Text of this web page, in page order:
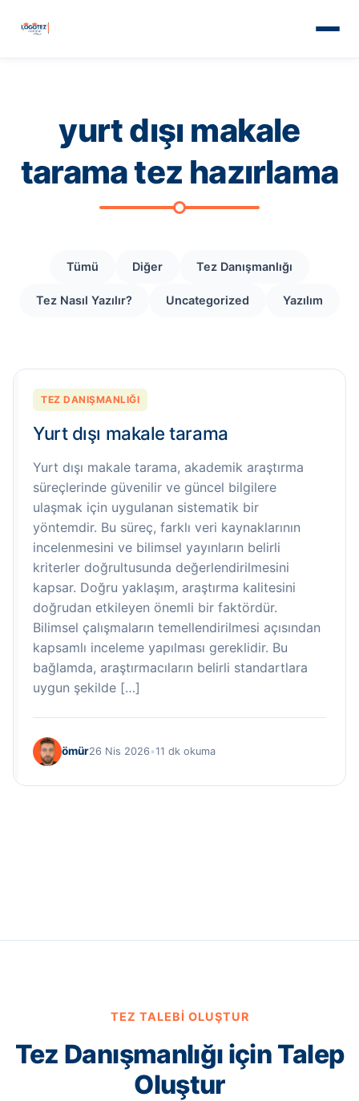
yurt dışı makale
tarama tez hazırlama
Tümü Diğer Tez Danışmanlığı
Tez Nasıl Yazılır? Uncategorized Yazılım
TEZ DANIŞMANLIĞI
Yurt dışı makale tarama
Yurt dışı makale tarama, akademik araştırma
süreçlerinde güvenilir ve güncel bilgilere
ulaşmak için uygulanan sistematik bir
yöntemdir. Bu süreç, farklı veri kaynaklarının
incelenmesini ve bilimsel yayınların belirli
kriterler doğrultusunda değerlendirilmesini
kapsar. Doğru yaklaşım, araştırma kalitesini
doğrudan etkileyen önemli bir faktördür.
Bilimsel çalışmaların temellendirilmesi açısından
kapsamlı inceleme yapılması gereklidir. Bu
bağlamda, araştırmacıların belirli standartlara
uygun şekilde […]
ömür26 Nis 2026 •11 dk okuma
TEZ TALEBI OLUŞTUR
Tez Danışmanlığı için Talep
Oluştur